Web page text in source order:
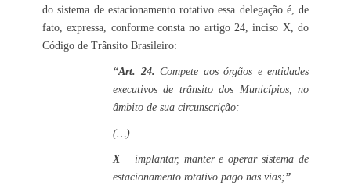
do sistema de estacionamento rotativo essa delegação é, de
fato, expressa, conforme consta no artigo 24, inciso X, do
Código de Trânsito Brasileiro:
“Art. 24. Compete aos órgãos e entidades
executivos de trânsito dos Municípios, no
âmbito de sua circunscrição:
(…)
X –implantar, manter e operar sistema de
estacionamento rotativo pago nas vias;”